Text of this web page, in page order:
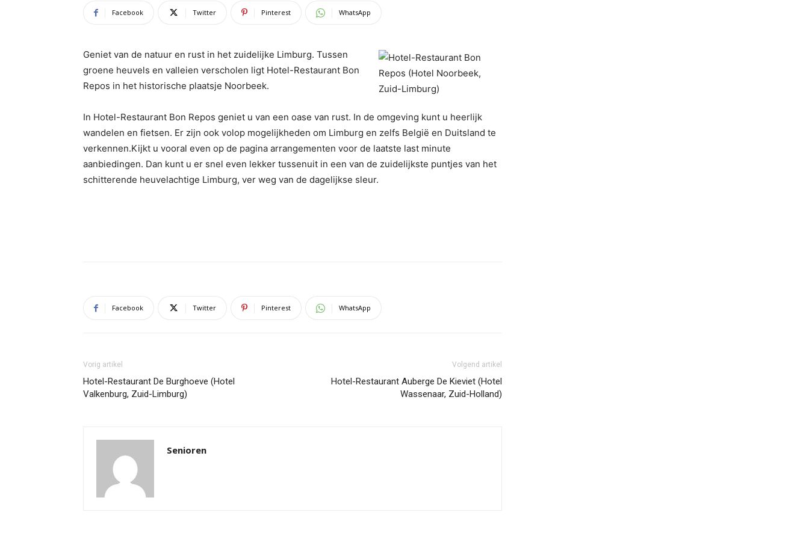
Facebook Twitter Pinterest WhatsApp
Geniet van de natuur en rust in het zuidelijke Limburg. Tussen
groene heuvels en valleien verscholen ligt Hotel-Restaurant Bon
Repos in het historische plaatsje Noorbeek.
In Hotel-Restaurant Bon Repos geniet u van een oase van rust. In de omgeving kunt u heerlijk
wandelen en fietsen. Er zijn ook volop mogelijkheden om Limburg en zelfs België en Duitsland te
verkennen.Kijkt u vooral even op de pagina arrangementen voor de laatste last minute
aanbiedingen. Dan kunt u er snel even lekker tussenuit in een van de zuidelijkste puntjes van het
schitterende heuvelachtige Limburg, ver weg van de dagelijkse sleur.
Facebook Twitter Pinterest WhatsApp
Vorig artikel
Hotel-Restaurant De Burghoeve (Hotel
Valkenburg, Zuid-Limburg)
Volgend artikel
Hotel-Restaurant Auberge De Kieviet (Hotel
Wassenaar, Zuid-Holland)
Senioren